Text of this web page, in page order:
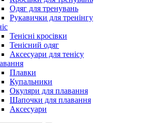
Одяг для тренувань
Рукавички для тренінгу
Тенісні кросівки
Тенісний одяг
Аксесуари для тенісу
Плавки
Купальники
Окуляри для плавання
Шапочки для плавання
Аксесуари